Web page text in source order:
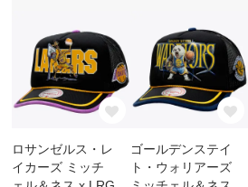
ロサンゼルス・レ
イカーズ ミッチ
ゴールデンステイ
ト・ウォリアーズ